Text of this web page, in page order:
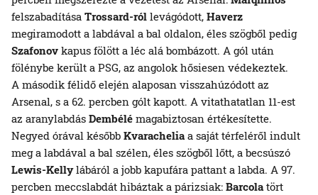
felszabadítása Trossard-ról levágódott, Haverz
megiramodott a labdával a bal oldalon, éles szögből pedig
Szafonov kapus fölött a léc alá bombázott. A gól után
fölénybe került a PSG, az angolok hősiesen védekeztek.
A második félidő elején alaposan visszahúzódott az
Arsenal, s a 62. percben gólt kapott. A vitathatatlan 11-est
az aranylabdás Dembélé magabiztosan értékesítette.
Negyed órával később Kvaracheliaa saját térfeléről indult
meg a labdával a bal szélen, éles szögből lőtt, a becsúszó
Lewis-Kellylábáról a jobb kapufára pattant a labda. A 97.
percben meccslabdát hibáztak a párizsiak: Barcolatört